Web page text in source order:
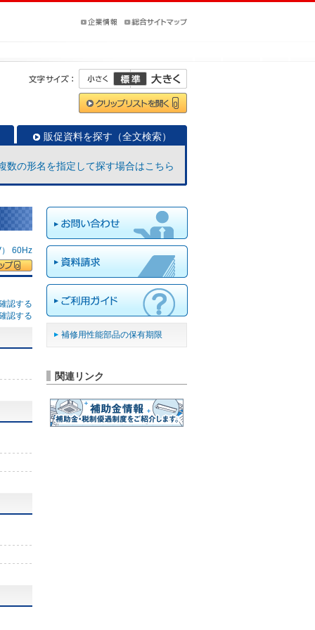
販促資料を探す（全文検索）
数の形名を指定して探す場合はこちら
60Hz
認する
認する
補修用性能部品の保有期限
関連リンク